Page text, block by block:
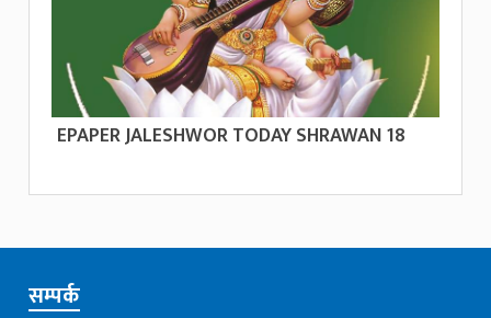
EPAPER JALESHWOR TODAY SHRAWAN 18
सम्पर्क